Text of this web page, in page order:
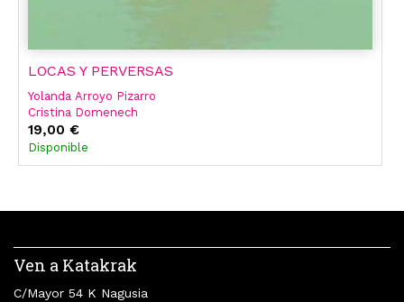
LOCAS Y PERVERSAS
Yolanda Arroyo Pizarro
Cristina Domenech
Elizabeth Duval
Flores Elena
Eley Grey
19,00 €
Disponible
Ven a Katakrak
C/Mayor 54 K Nagusia